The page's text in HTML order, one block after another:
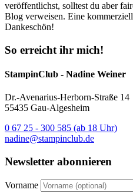
veröffentlichst, solltest du aber
Blog verweisen. Eine
Dankeschön!
So erreicht ihr mich!
StampinClub - Nadine Weiner
Dr.-Avenarius-Herborn-Straße 14
55435 Gau-Algesheim
0 67 25 - 300 585 (ab 18 Uhr)
nadine@stampinclub.de
Newsletter abonnieren
Vorname